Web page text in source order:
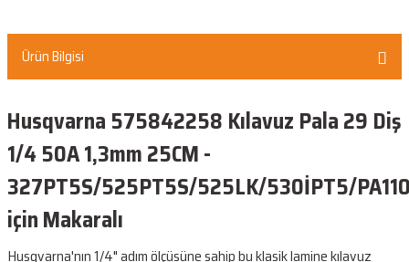
Ürün Bilgisi
Husqvarna 575842258 Kılavuz Pala 29 Diş
1/4 50A 1,3mm 25CM -
327PT5S/525PT5S/525LK/530İPT5/
için Makaralı
Husqvarna'nın 1/4" adım ölçüsüne sahip bu klasik lamine kılavuz